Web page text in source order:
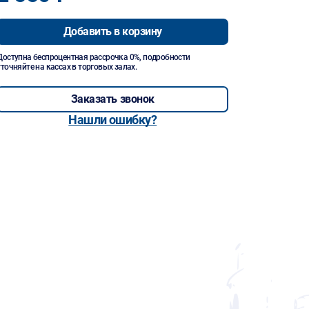
Добавить в корзину
беспроцентная рассрочка 0%, подробности
на кассах в торговых залах.
Заказать звонок
Нашли ошибку?